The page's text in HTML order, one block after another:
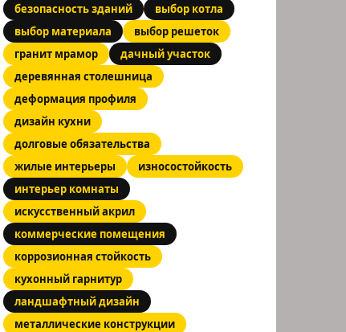
безопасность зданий
выбор котла
выбор материала
выбор решеток
гранит мрамор
дачный участок
деревянная столешница
деформация профиля
дизайн кухни
долговые обязательства
жилые интерьеры
износостойкость
интерьер комнаты
искусственный акрил
коммерческие помещения
коррозионная стойкость
кухонный гарнитур
ландшафтный дизайн
металлические конструкции